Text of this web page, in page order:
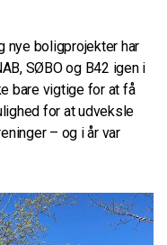
nye boligprojekter har
SØBO og B42 igen i
bare vigtige for at få
for at udveksle
– og i år var